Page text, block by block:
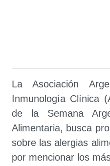
La Asociación
Inmunología Clínica
de la Semana
Alimentaria, busca
sobre las alergias
por mencionar los